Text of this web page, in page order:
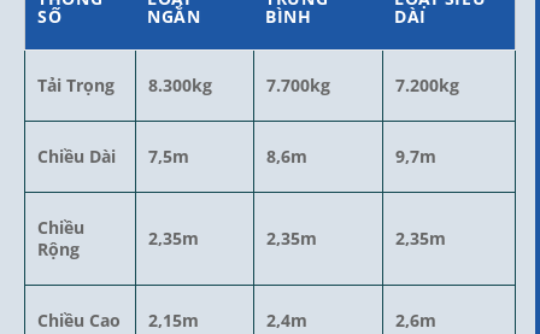
SỐ NGẮN BÌNH DÀI
Tải Trọng 8.300kg 7.700kg 7.200kg
Chiều Dài 7,5m 8,6m 9,7m
Chiều
Rộng
2,35m 2,35m 2,35m
Chiều Cao 2,15m 2,4m 2,6m